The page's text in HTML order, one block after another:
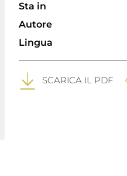
Sta in
Autore
Lingua
SCARICA IL PDF